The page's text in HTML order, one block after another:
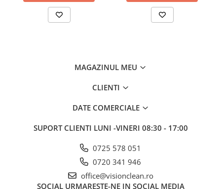
Accesorii hoteliere
Carucioare camerista hotel
Holiday Care
Gama de cosmetice hoteliere Lux
Gama de cosmetice hoteliere
MAGAZINUL MEU
CLIENTI
DATE COMERCIALE
SUPORT CLIENTI LUNI -VINERI 08:30 - 17:00
0725 578 051
0720 341 946
office@visionclean.ro
SOCIAL URMARESTE-NE IN SOCIAL MEDIA